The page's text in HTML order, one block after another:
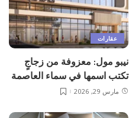
عقارات
نيبو مول: معزوفة من زجاجٍ
تكتب اسمها في سماء العاصمة
مارس 29, 2026